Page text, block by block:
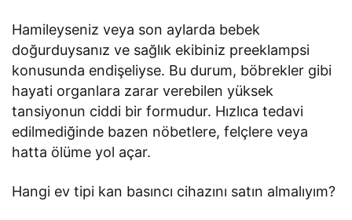
Hamileyseniz veya son aylarda bebek
doğurduysanız ve sağlık ekibiniz preeklampsi
konusunda endişeliyse. Bu durum, böbrekler gibi
hayati organlara zarar verebilen yüksek
tansiyonun ciddi bir formudur. Hızlıca tedavi
edilmediğinde bazen nöbetlere, felçlere veya
hatta ölüme yol açar.
Hangi ev tipi kan basıncı cihazını satın almalıyım?